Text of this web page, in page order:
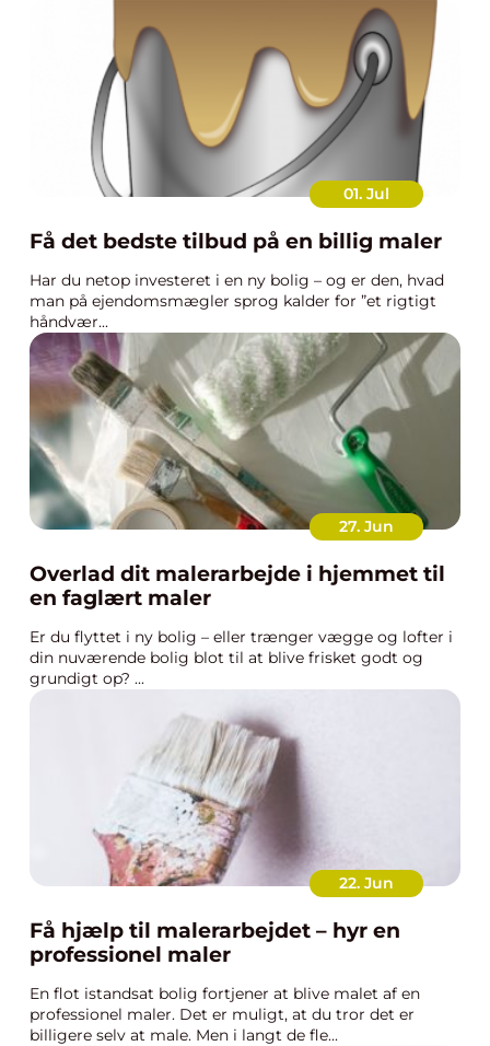
01. Jul
Få det bedste tilbud på en billig maler
Har du netop investeret i en ny bolig – og er den, hvad
man på ejendomsmægler sprog kalder for ”et rigtigt
håndvær...
27. Jun
Overlad dit malerarbejde i hjemmet til
en faglært maler
Er du flyttet i ny bolig – eller trænger vægge og lofter i
din nuværende bolig blot til at blive frisket godt og
grundigt op? ...
22. Jun
Få hjælp til malerarbejdet – hyr en
professionel maler
En flot istandsat bolig fortjener at blive malet af en
professionel maler. Det er muligt, at du tror det er
billigere selv at male. Men i langt de fle...